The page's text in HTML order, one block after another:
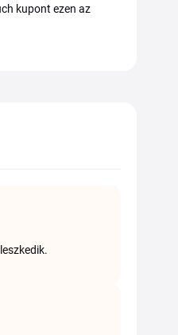
kupont ezen az